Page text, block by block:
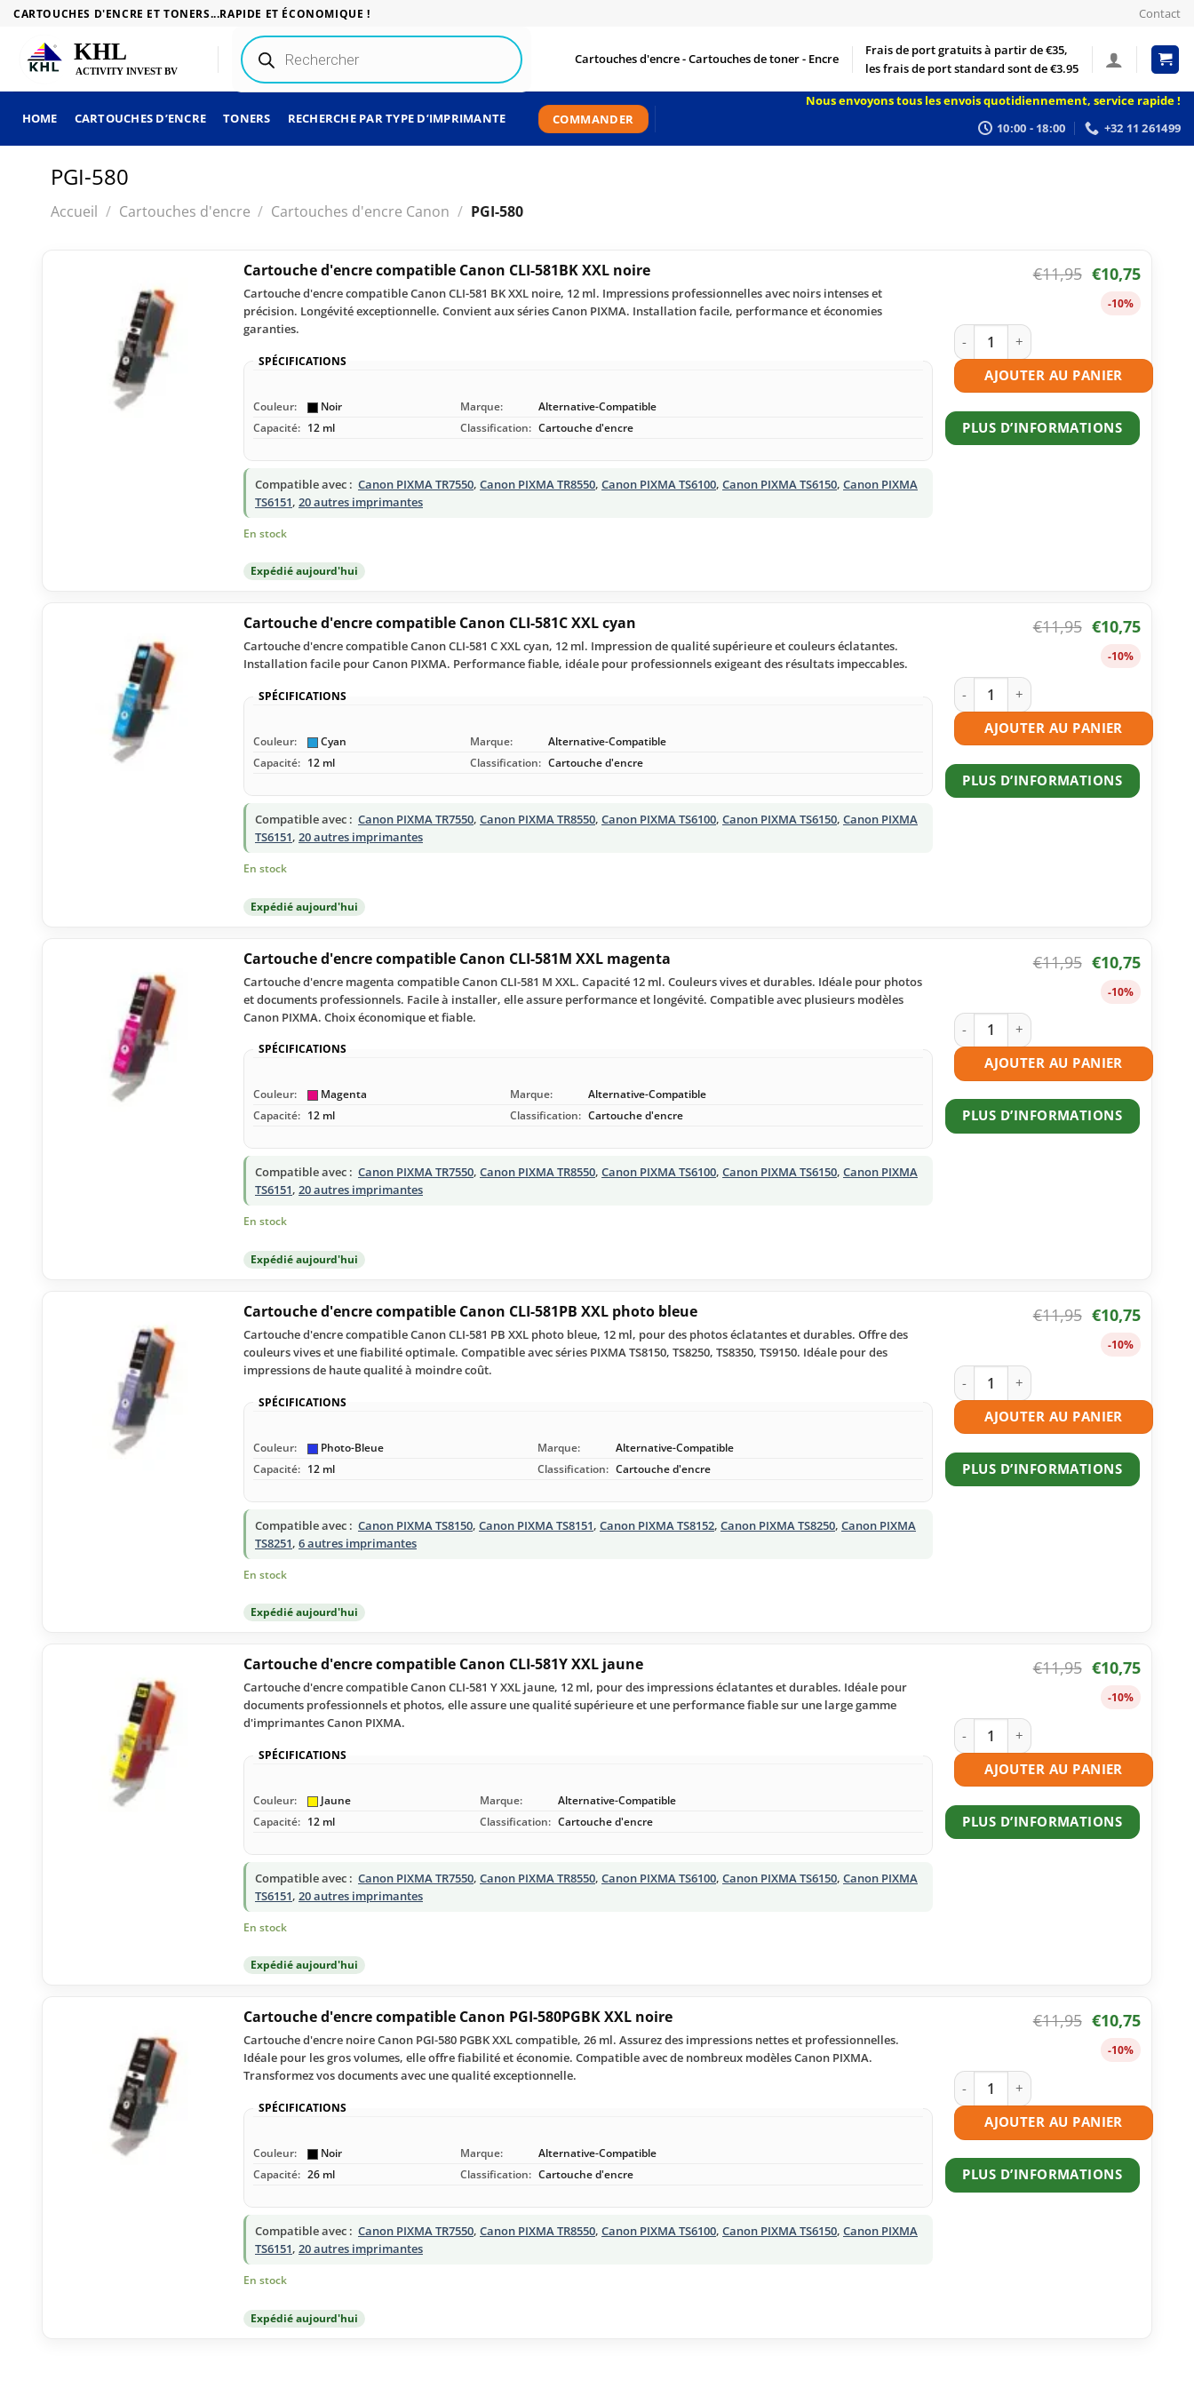
Passer
contenu
CARTOUCHES D'ENCRE ET TONERS...RAPIDE ET ÉCONOMIQUE ! Contact
Recherche
de
produits Cartouches d'encre - Cartouches de toner - Encre
Frais de port gratuits à partir de €35,
les frais de port standard sont de €3.95
HOME CARTOUCHES D’ENCRE TONERS RECHERCHE PAR TYPE D’IMPRIMANTE COMMANDER
Nous envoyons tous les envois quotidiennement, service rapide !
10:00 - 18:00
+32 11 261499
PGI-580
Accueil / Cartouches d'encre / Cartouches d'encre Canon / PGI-580
Cartouche d'encre compatible Canon CLI-581BK XXL noire
Cartouche d'encre compatible Canon CLI-581 BK XXL noire, 12 ml. Impressions professionnelles avec noirs intenses et
précision. Longévité exceptionnelle. Convient aux séries Canon PIXMA. Installation facile, performance et économies
garanties.
SPÉCIFICATIONS
Couleur: Noir Marque:
Alternative-Compatible
Capacité: 12 ml Classification: Cartouche d'encre
Compatible avec : Canon PIXMA TR7550, Canon PIXMA TR8550, Canon PIXMA TS6100, Canon PIXMA TS6150, Canon PIXMA
TS6151, 20 autres imprimantes
En stock
Expédié aujourd'hui
€11,95 €10,75
-10%
quantité de Cartouche d'encre
AJOUTER AU PANIER
PLUS D’INFORMATIONS
Cartouche d'encre compatible Canon CLI-581C XXL cyan
Cartouche d'encre compatible Canon CLI-581 C XXL cyan, 12 ml. Impression de qualité supérieure et couleurs éclatantes.
Installation facile pour Canon PIXMA. Performance fiable, idéale pour professionnels exigeant des résultats impeccables.
SPÉCIFICATIONS
Couleur: Cyan Marque:
Alternative-Compatible
Capacité: 12 ml Classification: Cartouche d'encre
Compatible avec : Canon PIXMA TR7550, Canon PIXMA TR8550, Canon PIXMA TS6100, Canon PIXMA TS6150, Canon PIXMA
TS6151, 20 autres imprimantes
En stock
Expédié aujourd'hui
€11,95 €10,75
-10%
quantité de Cartouche d'encre
AJOUTER AU PANIER
PLUS D’INFORMATIONS
Cartouche d'encre compatible Canon CLI-581M XXL magenta
Cartouche d'encre magenta compatible Canon CLI-581 M XXL. Capacité 12 ml. Couleurs vives et durables. Idéale pour photos
et documents professionnels. Facile à installer, elle assure performance et longévité. Compatible avec plusieurs modèles
Canon PIXMA. Choix économique et fiable.
SPÉCIFICATIONS
Couleur: Magenta Marque:
Alternative-Compatible
Capacité: 12 ml Classification: Cartouche d'encre
Compatible avec : Canon PIXMA TR7550, Canon PIXMA TR8550, Canon PIXMA TS6100, Canon PIXMA TS6150, Canon PIXMA
TS6151, 20 autres imprimantes
En stock
Expédié aujourd'hui
€11,95 €10,75
-10%
quantité de Cartouche d'encre
AJOUTER AU PANIER
PLUS D’INFORMATIONS
Cartouche d'encre compatible Canon CLI-581PB XXL photo bleue
Cartouche d'encre compatible Canon CLI-581 PB XXL photo bleue, 12 ml, pour des photos éclatantes et durables. Offre des
couleurs vives et une fiabilité optimale. Compatible avec séries PIXMA TS8150, TS8250, TS8350, TS9150. Idéale pour des
impressions de haute qualité à moindre coût.
SPÉCIFICATIONS
Couleur: Photo-Bleue Marque:
Alternative-Compatible
Capacité: 12 ml Classification: Cartouche d'encre
Compatible avec : Canon PIXMA TS8150, Canon PIXMA TS8151, Canon PIXMA TS8152, Canon PIXMA TS8250, Canon PIXMA
TS8251, 6 autres imprimantes
En stock
Expédié aujourd'hui
€11,95 €10,75
-10%
quantité de Cartouche d'encre
AJOUTER AU PANIER
PLUS D’INFORMATIONS
Cartouche d'encre compatible Canon CLI-581Y XXL jaune
Cartouche d'encre compatible Canon CLI-581 Y XXL jaune, 12 ml, pour des impressions éclatantes et durables. Idéale pour
documents professionnels et photos, elle assure une qualité supérieure et une performance fiable sur une large gamme
d'imprimantes Canon PIXMA.
SPÉCIFICATIONS
Couleur: Jaune Marque:
Alternative-Compatible
Capacité: 12 ml Classification: Cartouche d'encre
Compatible avec : Canon PIXMA TR7550, Canon PIXMA TR8550, Canon PIXMA TS6100, Canon PIXMA TS6150, Canon PIXMA
TS6151, 20 autres imprimantes
En stock
Expédié aujourd'hui
€11,95 €10,75
-10%
quantité de Cartouche d'encre
AJOUTER AU PANIER
PLUS D’INFORMATIONS
Cartouche d'encre compatible Canon PGI-580PGBK XXL noire
Cartouche d'encre noire Canon PGI-580 PGBK XXL compatible, 26 ml. Assurez des impressions nettes et professionnelles.
Idéale pour les gros volumes, elle offre fiabilité et économie. Compatible avec de nombreux modèles Canon PIXMA.
Transformez vos documents avec une qualité exceptionnelle.
SPÉCIFICATIONS
Couleur: Noir Marque:
Alternative-Compatible
Capacité: 26 ml Classification: Cartouche d'encre
Compatible avec : Canon PIXMA TR7550, Canon PIXMA TR8550, Canon PIXMA TS6100, Canon PIXMA TS6150, Canon PIXMA
TS6151, 20 autres imprimantes
En stock
Expédié aujourd'hui
€11,95 €10,75
-10%
quantité de Cartouche d'encre
AJOUTER AU PANIER
PLUS D’INFORMATIONS